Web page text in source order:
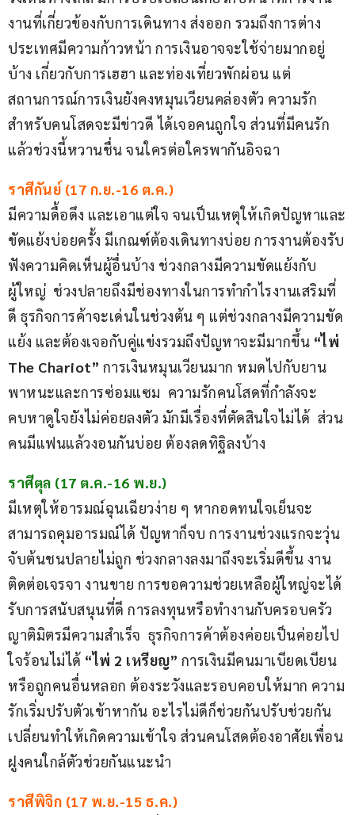
งานที่เกี่ยวข้องกับการเดินทาง ส่งออก รวมถึงการต่าง
ประเทศมีความก้าวหน้า การเงินอาจจะใช้จ่ายมากอยู่
บ้าง เกี่ยวกับการเฮฮา และท่องเที่ยวพักผ่อน แต่
สถานการณ์การเงินยังคงหมุนเวียนคล่องตัว ความรัก
สำหรับคนโสดจะมีข่าวดี ได้เจอคนถูกใจ ส่วนที่มีคนรัก
แล้วช่วงนี้หวานชื่น จนใครต่อใครพากันอิจฉา
ราศีกันย์ (17 ก.ย.-16 ต.ค.)
มีความดื้อดึง และเอาแต่ใจ จนเป็นเหตุให้เกิดปัญหาและ
ขัดแย้งบ่อยครั้ง มีเกณฑ์ต้องเดินทางบ่อย การงานต้องรับ
ฟังความคิดเห็นผู้อื่นบ้าง ช่วงกลางมีความขัดแย้งกับ
ผู้ใหญ่  ช่วงปลายถึงมีช่องทางในการทำกำไรงานเสริมที่
ดี ธุรกิจการค้าจะเด่นในช่วงต้น ๆ แต่ช่วงกลางมีความขัด
แย้ง และต้องเจอกับคู่แข่งรวมถึงปัญหาจะมีมากขึ้น “ไพ่
The Chariot” การเงินหมุนเวียนมาก หมดไปกับยาน
พาหนะและการซ่อมแซม  ความรักคนโสดที่กำลังจะ
คบหาดูใจยังไม่ค่อยลงตัว มักมีเรื่องที่ตัดสินใจไม่ได้  ส่วน
คนมีแฟนแล้วงอนกันบ่อย ต้องลดทิฐิลงบ้าง
ราศีตุล (17 ต.ค.-16 พ.ย.)
มีเหตุให้อารมณ์ฉุนเฉียวง่าย ๆ หากอดทนใจเย็นจะ
สามารถคุมอารมณ์ได้ ปัญหาก็จบ การงานช่วงแรกจะวุ่น
จับต้นชนปลายไม่ถูก ช่วงกลางลงมาถึงจะเริ่มดีขึ้น งาน
ติดต่อเจรจา งานขาย การขอความช่วยเหลือผู้ใหญ่จะได้
รับการสนับสนุนที่ดี การลงทุนหรือทำงานกับครอบครัว
ญาติมิตรมีความสำเร็จ  ธุรกิจการค้าต้องค่อยเป็นค่อยไป
ใจร้อนไม่ได้ “ไพ่ 2 เหรียญ” การเงินมีคนมาเบียดเบียน
หรือถูกคนอื่นหลอก ต้องระวังและรอบคอบให้มาก ความ
รักเริ่มปรับตัวเข้าหากัน อะไรไม่ดีก็ช่วยกันปรับช่วยกัน
เปลี่ยนทำให้เกิดความเข้าใจ ส่วนคนโสดต้องอาศัยเพื่อน
ฝูงคนใกล้ตัวช่วยกันแนะนำ
ราศีพิจิก (17 พ.ย.-15 ธ.ค.)